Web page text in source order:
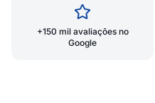
+150 mil avaliações no
Google